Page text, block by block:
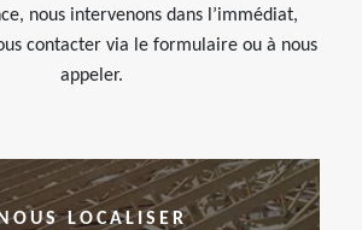
nous intervenons dans l’immédiat,
contacter via le formulaire ou à nous
appeler.
LOCALISER